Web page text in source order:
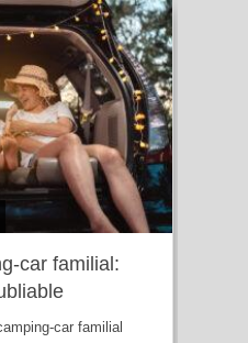
car familial:
car familial